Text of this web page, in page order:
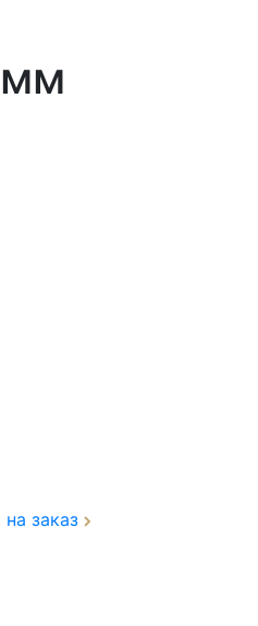
заказ